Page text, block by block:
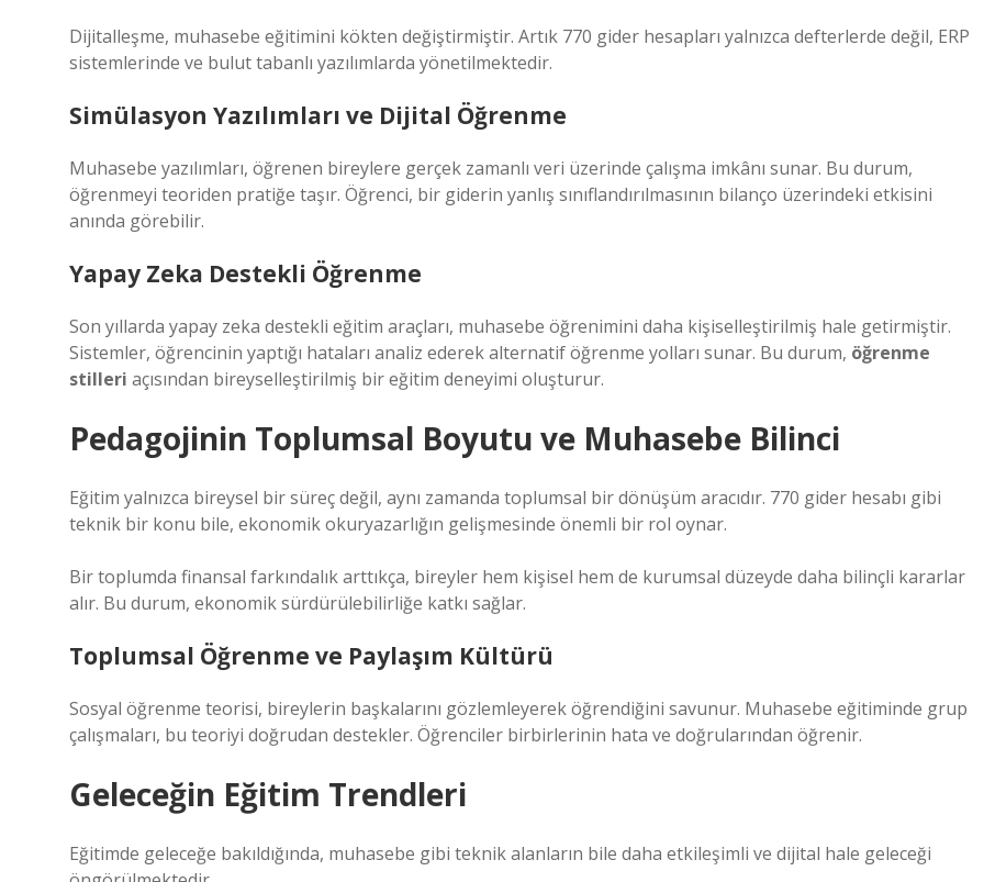
Dijitalleşme, muhasebe eğitimini kökten değiştirmiştir. Artık 770 gider hesapları yalnızca defterlerde değil, ERP
sistemlerinde ve bulut tabanlı yazılımlarda yönetilmektedir.
Simülasyon Yazılımları ve Dijital Öğrenme
Muhasebe yazılımları, öğrenen bireylere gerçek zamanlı veri üzerinde çalışma imkânı sunar. Bu durum,
öğrenmeyi teoriden pratiğe taşır. Öğrenci, bir giderin yanlış sınıflandırılmasının bilanço üzerindeki etkisini
anında görebilir.
Yapay Zeka Destekli Öğrenme
Son yıllarda yapay zeka destekli eğitim araçları, muhasebe öğrenimini daha kişiselleştirilmiş hale getirmiştir.
Sistemler, öğrencinin yaptığı hataları analiz ederek alternatif öğrenme yolları sunar. Bu durum, öğrenme
stilleri açısından bireyselleştirilmiş bir eğitim deneyimi oluşturur.
Pedagojinin Toplumsal Boyutu ve Muhasebe Bilinci
Eğitim yalnızca bireysel bir süreç değil, aynı zamanda toplumsal bir dönüşüm aracıdır. 770 gider hesabı gibi
teknik bir konu bile, ekonomik okuryazarlığın gelişmesinde önemli bir rol oynar.
Bir toplumda finansal farkındalık arttıkça, bireyler hem kişisel hem de kurumsal düzeyde daha bilinçli kararlar
alır. Bu durum, ekonomik sürdürülebilirliğe katkı sağlar.
Toplumsal Öğrenme ve Paylaşım Kültürü
Sosyal öğrenme teorisi, bireylerin başkalarını gözlemleyerek öğrendiğini savunur. Muhasebe eğitiminde grup
çalışmaları, bu teoriyi doğrudan destekler. Öğrenciler birbirlerinin hata ve doğrularından öğrenir.
Geleceğin Eğitim Trendleri
Eğitimde geleceğe bakıldığında, muhasebe gibi teknik alanların bile daha etkileşimli ve dijital hale geleceği